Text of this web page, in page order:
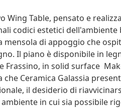
Wing Table, pensato e
codici estetici dell'ambiente
di appoggio che
Il piano è disponibile in
Frassino, in solid surface
Ceramica Galassia
il desiderio di
in cui sia possibile